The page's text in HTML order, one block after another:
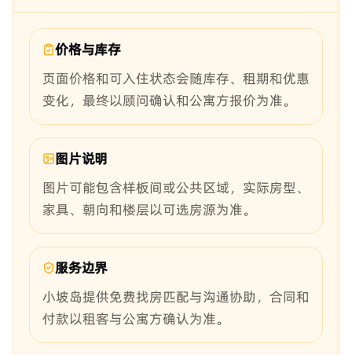
价格与库存
页面价格和可入住状态会随库存、租期和优惠
变化，最终以顾问确认和公寓方报价为准。
图片说明
图片可能包含样板间或公共区域，实际房型、
家具、朝向和楼层以可选房源为准。
服务边界
小坡岛提供免费找房匹配与沟通协助，合同和
付款以租客与公寓方确认为准。